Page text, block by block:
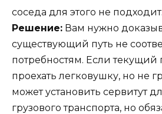
соседа для этого не подходит.
Решение: Вам нужно
существующий путь не
потребностям. Если текущий
проехать легковушку, но не
может установить сервитут
грузового транспорта, но